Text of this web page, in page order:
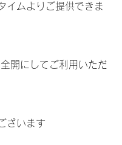
イムよりご提供できま
ざいます